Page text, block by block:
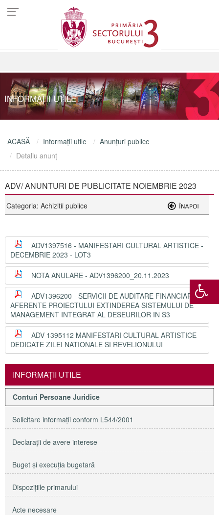
INFORMAŢII UTILE
ACASĂ Informaţii utile
Anunţuri publice
Detaliu anunţ
ADV/ ANUNTURI DE PUBLICITATE NOIEMBRIE 2023
Categoria: Achizitii publice
ADV1397516 - MANIFESTARI CULTURAL ARTISTICE -
DECEMBRIE 2023 - LOT3
NOTA ANULARE - ADV1396200_20.11.2023
ADV1396200 - SERVICII DE AUDITARE FINANCIARA
AFERENTE PROIECTULUI EXTINDEREA SISTEMULUI DE
MANAGEMENT INTEGRAT AL DESEURILOR IN S3
ADV 1395112 MANIFESTARI CULTURAL ARTISTICE
DEDICATE ZILEI NATIONALE SI REVELIONULUI
INFORMAŢII UTILE
Conturi Persoane Juridice
Solicitare informaţii conform L544/2001
Declaraţii de avere interese
Buget şi execuţia bugetară
Dispoziţiile primarului
Acte necesare